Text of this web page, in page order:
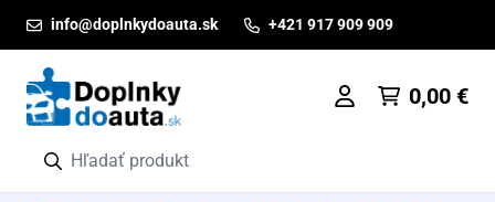
info@doplnkydoauta.sk +421 917 909 909
0,00 €